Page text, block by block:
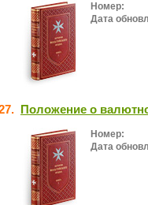
Номер:
Дата
Положение о
Номер:
Дата